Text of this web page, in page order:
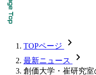
TOPページ chevron_forward
最新ニュース chevron_forward
創価大学・崔研究室